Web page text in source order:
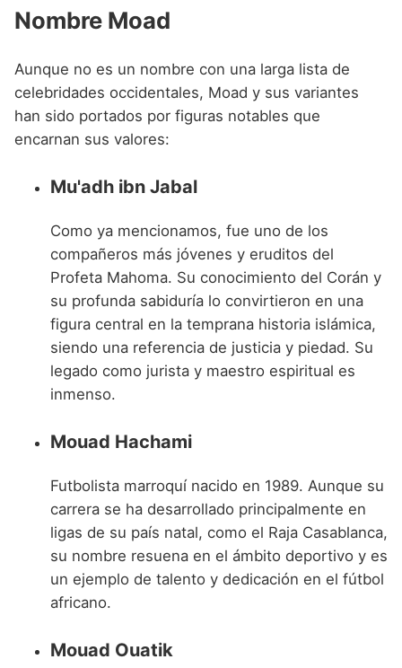
Nombre Moad
Aunque no es un nombre con una larga lista de
celebridades occidentales, Moad y sus variantes
han sido portados por figuras notables que
encarnan sus valores:
Mu'adh ibn Jabal
Como ya mencionamos, fue uno de los
compañeros más jóvenes y eruditos del
Profeta Mahoma. Su conocimiento del Corán y
su profunda sabiduría lo convirtieron en una
figura central en la temprana historia islámica,
siendo una referencia de justicia y piedad. Su
legado como jurista y maestro espiritual es
inmenso.
Mouad Hachami
Futbolista marroquí nacido en 1989. Aunque su
carrera se ha desarrollado principalmente en
ligas de su país natal, como el Raja Casablanca,
su nombre resuena en el ámbito deportivo y es
un ejemplo de talento y dedicación en el fútbol
africano.
Mouad Ouatik